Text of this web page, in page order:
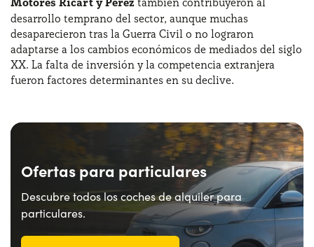
desarrollo temprano del sector, aunque muchas
desaparecieron tras la Guerra Civil o no lograron
adaptarse a los cambios económicos de mediados del siglo
XX. La falta de inversión y la competencia extranjera
fueron factores determinantes en su declive.
Ofertas para particulares
Descubre todos los coches de alquiler para
particulares.